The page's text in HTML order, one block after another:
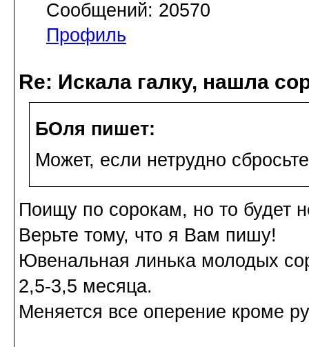
Сообщений: 20570
Профиль
Re: Искала галку, нашла
БОля пишет:
Может, если нетрудно
Поищу по сорокам, но то будет
Верьте тому, что я Вам пишу!
Ювенальная линька молодых
2,5-3,5 месяца.
Меняется все оперение кроме